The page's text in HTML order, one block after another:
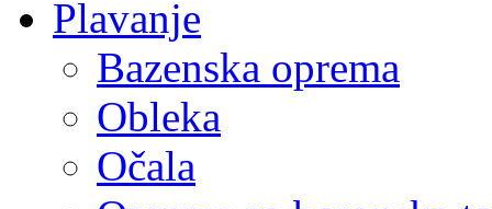
Plavanje
Bazenska oprema
Obleka
Očala